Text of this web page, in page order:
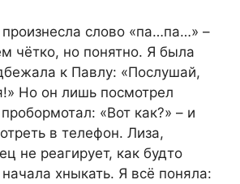
слово «па…па…» –
чётко, но понятно. Я была
к Павлу: «Послушай,
Но он лишь посмотрел
«Вот как?» – и
в телефон. Лиза,
не реагирует, как будто
хныкать. Я всё поняла: